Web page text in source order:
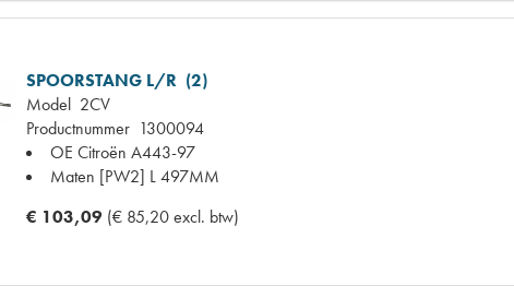
SPOORSTANG L/R (2)
Model 2CV
Productnummer 1300094
OE Citroën A443-97
Maten [PW2] L 497MM
€ 103,09 (€ 85,20 excl. btw)